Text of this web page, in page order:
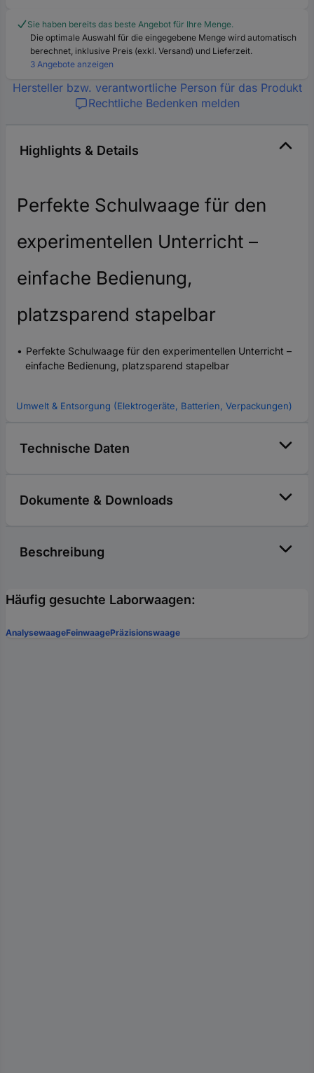
Sie haben bereits das beste Angebot für Ihre Menge.
Die optimale Auswahl für die eingegebene Menge wird automatisch
berechnet, inklusive Preis (exkl. Versand) und Lieferzeit.
3 Angebote anzeigen
Hersteller bzw. verantwortliche Person für das Produkt
Rechtliche Bedenken melden
Highlights & Details
Perfekte Schulwaage für den
experimentellen Unterricht –
einfache Bedienung,
platzsparend stapelbar
Perfekte Schulwaage für den experimentellen Unterricht –
einfache Bedienung, platzsparend stapelbar
Umwelt & Entsorgung (Elektrogeräte, Batterien, Verpackungen)
Technische Daten
Dokumente & Downloads
Beschreibung
Häufig gesuchte Laborwaagen:
AnalysewaageFeinwaagePräzisionswaage